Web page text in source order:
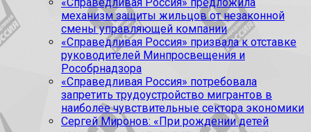
механизм защиты жильцов от незаконной
смены управляющей компании
«Справедливая Россия» призвала к отставке
руководителей Минпросвещения и
Рособрнадзора
«Справедливая Россия» потребовала
запретить трудоустройство мигрантов в
наиболее чувствительные сектора экономики
Сергей Миронов: «При рождении детей